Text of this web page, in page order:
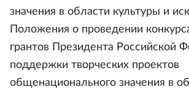
значения в области культуры и
Положения о проведении
грантов Президента Российской
поддержки творческих проектов
общенационального значения в